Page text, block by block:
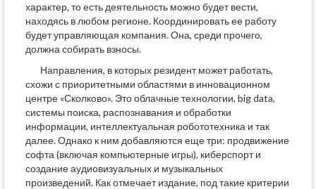
характер, то есть деятельность можно будет вести,
находясь в любом регионе. Координировать ее работу
будет управляющая компания. Она, среди прочего,
должна собирать взносы.
Направления, в которых резидент может работать,
схожи с приоритетными областями в инновационном
центре «Сколково». Это облачные технологии, big data,
системы поиска, распознавания и обработки
информации, интеллектуальная робототехника и так
далее. Однако к ним добавляются еще три: продвижение
софта (включая компьютерные игры), киберспорт и
создание аудиовизуальных и музыкальных
произведений. Как отмечает издание, под такие критерии